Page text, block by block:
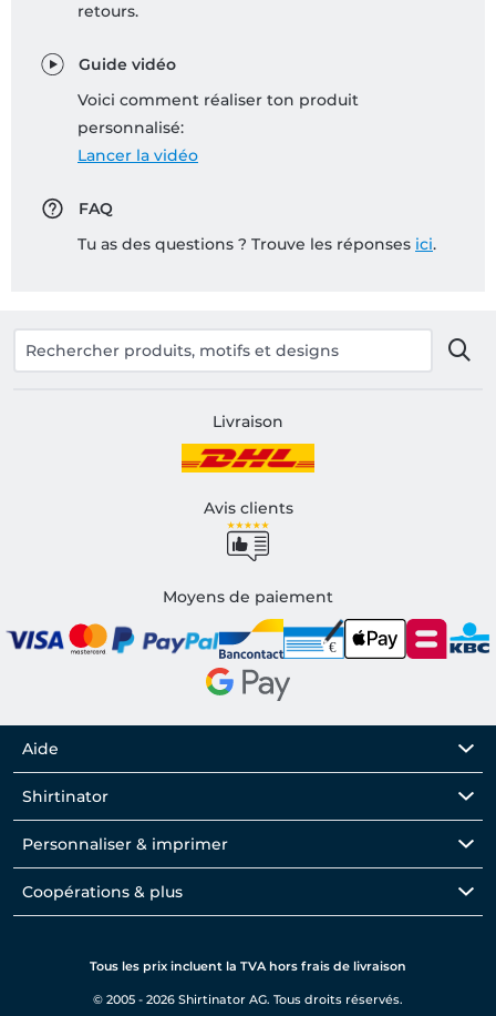
retours.
Guide vidéo
Voici comment réaliser ton produit
personnalisé:
Lancer la vidéo
FAQ
Tu as des questions ? Trouve les réponses ici.
Livraison
Avis clients
Moyens de paiement
Aide
Shirtinator
Personnaliser & imprimer
Coopérations & plus
Tous les prix incluent la TVA hors frais de livraison
© 2005 - 2026 Shirtinator AG. Tous droits réservés.